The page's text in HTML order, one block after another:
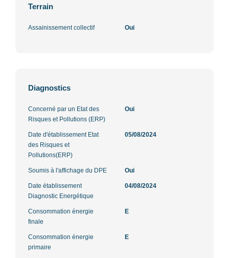
Terrain
Assainissement collectif Oui
Diagnostics
Concerné par un Etat des
Risques et Pollutions (ERP)
Oui
Date d'établissement Etat
des Risques et
Pollutions(ERP)
05/08/2024
Soumis à l'affichage du DPE Oui
Date établissement
Diagnostic Energétique
04/08/2024
Consommation énergie
finale
E
Consommation énergie
primaire
E